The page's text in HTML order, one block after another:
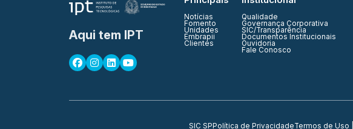
Aqui tem IPT
Notícias
Fomento
Unidades
Embrapii
Clientes
Qualidade
Governança Corporativa
SIC/Transparência
Documentos Institucionais
Ouvidoria
Fale Conosco
SIC SPPolítica de PrivacidadeTermos de Uso